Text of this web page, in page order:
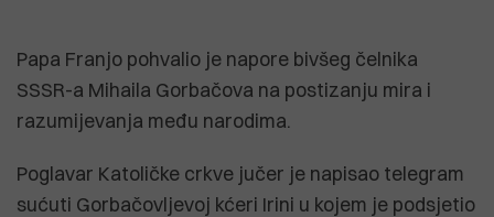
Papa Franjo pohvalio je napore bivšeg čelnika
SSSR-a Mihaila Gorbačova na postizanju mira i
razumijevanja među narodima.
Poglavar Katoličke crkve jučer je napisao telegram
sućuti Gorbačovljevoj kćeri Irini u kojem je podsjetio